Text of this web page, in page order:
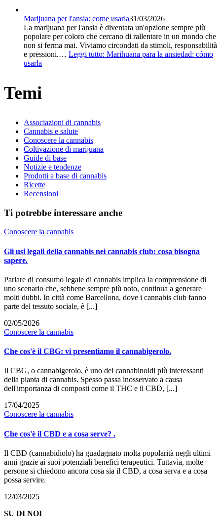
Marijuana per l'ansia: come usarla31/03/2026
La marijuana per l'ansia è diventata un'opzione sempre più
popolare per coloro che cercano di rallentare in un mondo che
non si ferma mai. Viviamo circondati da stimoli, responsabilità
e pressioni.… Leggi tutto: Marihuana para la ansiedad: cómo
usarla
Temi
Associazioni di cannabis
Cannabis e salute
Conoscere la cannabis
Coltivazione di marijuana
Guide di base
Notizie e tendenze
Prodotti a base di cannabis
Ricette
Recensioni
Ti potrebbe interessare anche
Conoscere la cannabis
Gli usi legali della cannabis nei cannabis club: cosa bisogna
sapere.
Parlare di consumo legale di cannabis implica la comprensione di
uno scenario che, sebbene sempre più noto, continua a generare
molti dubbi. In città come Barcellona, dove i cannabis club fanno
parte del tessuto sociale, è [...]
02/05/2026
Conoscere la cannabis
Che cos'è il CBG: vi presentiamo il cannabigerolo.
Il CBG, o cannabigerolo, è uno dei cannabinoidi più interessanti
della pianta di cannabis. Spesso passa inosservato a causa
dell'importanza di composti come il THC e il CBD, [...]
17/04/2025
Conoscere la cannabis
Che cos'è il CBD e a cosa serve? .
Il CBD (cannabidiolo) ha guadagnato molta popolarità negli ultimi
anni grazie ai suoi potenziali benefici terapeutici. Tuttavia, molte
persone si chiedono ancora cosa sia il CBD, a cosa serva e a cosa
possa servire.
12/03/2025
SU DI NOI